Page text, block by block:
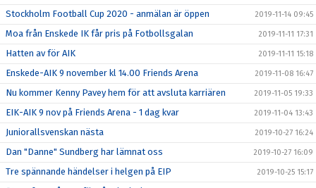
Stockholm Football Cup 2020 - anmälan är öppen 2019-11-14 09:45
Moa från Enskede IK får pris på Fotbollsgalan 2019-11-11 17:31
Hatten av för AIK 2019-11-11 15:18
Enskede-AIK 9 november kl 14.00 Friends Arena 2019-11-08 16:47
Nu kommer Kenny Pavey hem för att avsluta karriären 2019-11-05 19:33
EIK-AIK 9 nov på Friends Arena - 1 dag kvar 2019-11-04 13:43
Juniorallsvenskan nästa 2019-10-27 16:24
Dan "Danne" Sundberg har lämnat oss 2019-10-27 16:09
Tre spännande händelser i helgen på EIP 2019-10-25 15:17